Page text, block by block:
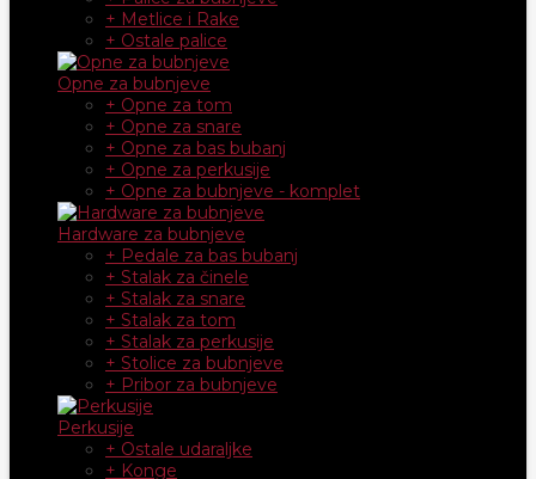
+ Metlice i Rake
+ Ostale palice
Opne za bubnjeve
+ Opne za tom
+ Opne za snare
+ Opne za bas bubanj
+ Opne za perkusije
+ Opne za bubnjeve - komplet
Hardware za bubnjeve
+ Pedale za bas bubanj
+ Stalak za činele
+ Stalak za snare
+ Stalak za tom
+ Stalak za perkusije
+ Stolice za bubnjeve
+ Pribor za bubnjeve
Perkusije
+ Ostale udaraljke
+ Konge